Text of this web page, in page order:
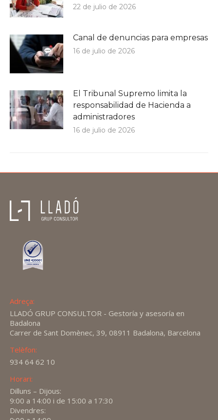
22 de julio de 2026
Canal de denuncias para empresas
16 de julio de 2026
El Tribunal Supremo limita la
responsabilidad de Hacienda a
administradores
16 de julio de 2026
Adreça:
LLADÓ GRUP CONSULTOR - Gestoría y asesoría en
Badalona
Carrer de Sant Domènec, 39, 08911 Badalona, Barcelona
Telèfon:
934 64 62 10
Horari:
Dilluns – Dijous:
9:00 a 14:00 i de 15:00 a 17:30
Divendres: